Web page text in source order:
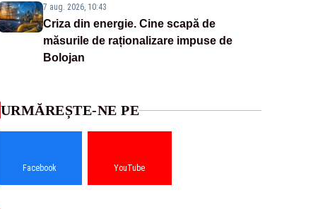
7 aug. 2026, 10:43
Criza din energie. Cine scapă de
măsurile de raționalizare impuse de
Bolojan
URMĂREȘTE-NE PE
Facebook YouTube